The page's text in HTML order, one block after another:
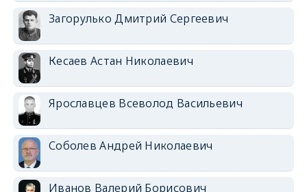
Загорулько Дмитрий Сергеевич
Кесаев Астан Николаевич
Ярославцев Всеволод Васильевич
Соболев Андрей Николаевич
Иванов Валерий Борисович